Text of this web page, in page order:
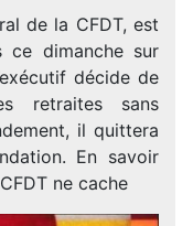
de la CFDT, est
ce dimanche sur
décide de
retraites sans
il quittera
En savoir
ne cache